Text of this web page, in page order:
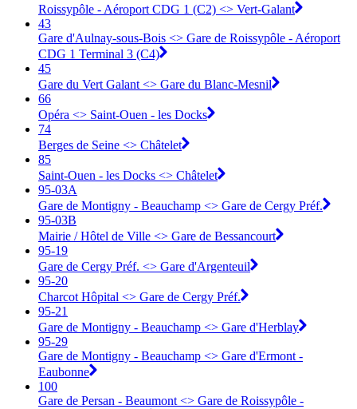
Roissypôle - Aéroport CDG 1 (C2) <> Vert-Galant
43
Gare d'Aulnay-sous-Bois <> Gare de Roissypôle - Aéroport
CDG 1 Terminal 3 (C4)
45
Gare du Vert Galant <> Gare du Blanc-Mesnil
66
Opéra <> Saint-Ouen - les Docks
74
Berges de Seine <> Châtelet
85
Saint-Ouen - les Docks <> Châtelet
95-03A
Gare de Montigny - Beauchamp <> ︎Gare de Cergy Préf.
95-03B
Mairie / Hôtel de Ville <> ︎Gare de Bessancourt
95-19
Gare de Cergy Préf. <> ︎Gare d'Argenteuil
95-20
Charcot Hôpital <> ︎Gare de Cergy Préf.
95-21
Gare de Montigny - Beauchamp <> ︎Gare d'Herblay
95-29
Gare de Montigny - Beauchamp <> ︎Gare d'Ermont -
Eaubonne
100
Gare de Persan - Beaumont <> Gare de Roissypôle -